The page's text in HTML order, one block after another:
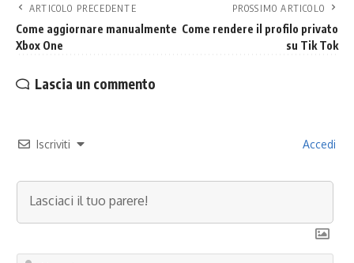
ARTICOLO PRECEDENTE
Come aggiornare manualmente
Xbox One
PROSSIMO ARTICOLO
Come rendere il profilo privato
su Tik Tok
Lascia un commento
Iscriviti Accedi